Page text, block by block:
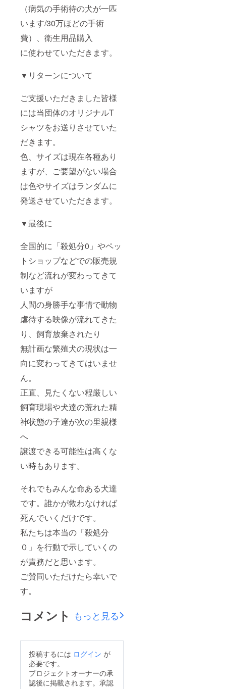
（病気の手術待の犬が一匹
います/30万ほどの手術
費）、衛生用品購入
に使わせていただきます。
▼リターンについて
ご支援いただきました皆様
には当団体のオリジナルT
シャツをお送りさせていた
だきます。
色、サイズは現在各種あり
ますが、ご要望がない場合
は色やサイズはランダムに
発送させていただきます。
▼最後に
全国的に「殺処分0」やペッ
トショップなどでの販売規
制など流れが変わってきて
いますが
人間の身勝手な事情で動物
虐待する映像が流れてきた
り、飼育放棄されたり
無計画な繁殖犬の現状は一
向に変わってきてはいませ
ん。
正直、見たくない程厳しい
飼育現場や犬達の荒れた精
神状態の子達が次の里親様
へ
譲渡できる可能性は高くな
い時もあります。
それでもみんな命ある犬達
です。誰かが救わなければ
死んでいくだけです。
私たちは本当の「殺処分
０」を行動で示していくの
が責務だと思います。
ご賛同いただけたら幸いで
す。
コメント もっと見る
投稿するには ログイン が
必要です。
プロジェクトオーナーの承
認後に掲載されます。承認